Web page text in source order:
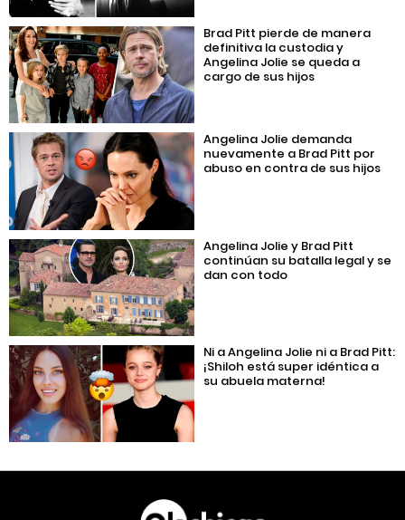
Brad Pitt pierde de manera
definitiva la custodia y
Angelina Jolie se queda a
cargo de sus hijos
Angelina Jolie demanda
nuevamente a Brad Pitt por
abuso en contra de sus hijos
Angelina Jolie y Brad Pitt
continúan su batalla legal y se
dan con todo
Ni a Angelina Jolie ni a Brad Pitt:
¡Shiloh está super idéntica a
su abuela materna!